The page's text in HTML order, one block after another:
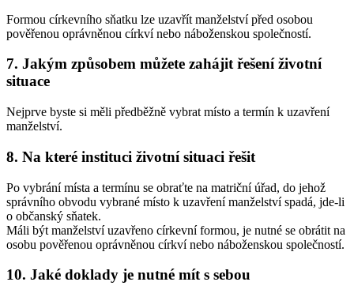
Formou církevního sňatku lze uzavřít manželství před osobou
pověřenou oprávněnou církví nebo náboženskou společností.
7. Jakým způsobem můžete zahájit řešení životní
situace
Nejprve byste si měli předběžně vybrat místo a termín k uzavření
manželství.
8. Na které instituci životní situaci řešit
Po vybrání místa a termínu se obraťte na matriční úřad, do jehož
správního obvodu vybrané místo k uzavření manželství spadá, jde-li
o občanský sňatek.
Máli být manželství uzavřeno církevní formou, je nutné se obrátit na
osobu pověřenou oprávněnou církví nebo náboženskou společností.
10. Jaké doklady je nutné mít s sebou